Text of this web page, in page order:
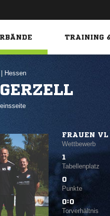
TRAINING
Hessen
FRAUEN VL
Wettbewerb
1
Tabellenplatz
0
Punkte
0:0
Torverhältnis